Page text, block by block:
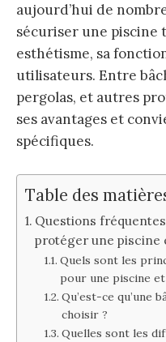
aujourd’hui de
sécuriser une piscine
esthétisme, sa
utilisateurs. Entre
pergolas, et autres
ses avantages et
spécifiques.
Table des
Questions
protéger une piscine
Quels sont les
pour une piscine
Qu’est-ce qu’une
choisir ?
Quelles sont les